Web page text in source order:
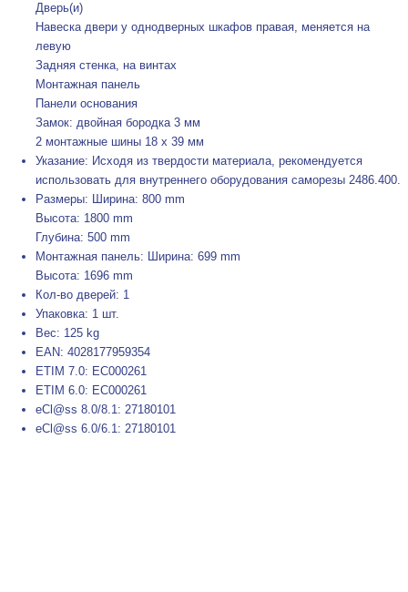
Дверь(и)
Навеска двери у однодверных шкафов правая, меняется на
левую
Задняя стенка, на винтах
Монтажная панель
Панели основания
Замок: двойная бородка 3 мм
2 монтажные шины 18 x 39 мм
Указание: Исходя из твердости материала, рекомендуется
использовать для внутреннего оборудования саморезы 2486.400.
Размеры: Ширина: 800 mm
Высота: 1800 mm
Глубина: 500 mm
Монтажная панель: Ширина: 699 mm
Высота: 1696 mm
Кол-во дверей: 1
Упаковка: 1 шт.
Вес: 125 kg
EAN: 4028177959354
ETIM 7.0: EC000261
ETIM 6.0: EC000261
eCl@ss 8.0/8.1: 27180101
eCl@ss 6.0/6.1: 27180101